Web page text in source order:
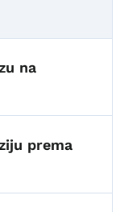
na
prema